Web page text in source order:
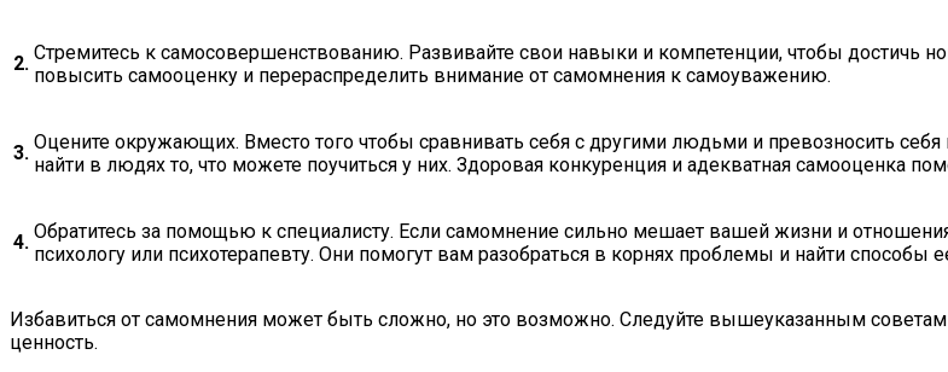
2. Стремитесь к самосовершенствованию. Развивайте свои навыки и компетенции, чтобы достичь
повысить самооценку и перераспределить внимание от самомнения к самоуважению.
3. Оцените окружающих. Вместо того чтобы сравнивать себя с другими людьми и превозносить
найти в людях то, что можете поучиться у них. Здоровая конкуренция и адекватная самооценка
4. Обратитесь за помощью к специалисту. Если самомнение сильно мешает вашей жизни и
психологу или психотерапевту. Они помогут вам разобраться в корнях проблемы и найти способы
Избавиться от самомнения может быть сложно, но это возможно. Следуйте вышеуказанным
ценность.